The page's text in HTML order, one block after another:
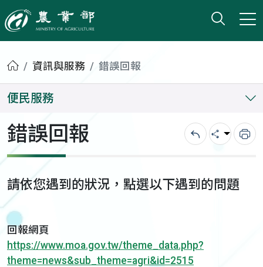
農業部
打開
小版
首頁資訊與服務 錯誤回報
便民服務
錯誤回報 回上一頁
分享 列
請依您遇到的狀況，點選以下遇到的問題
回報網頁
https://www.moa.gov.tw/theme_data.php?
theme=news&sub_theme=agri&id=2515